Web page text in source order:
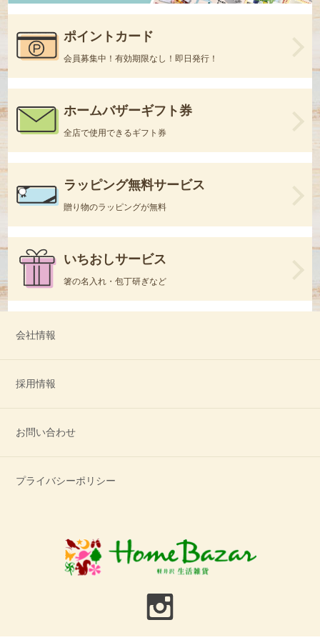
ポイントカード
会員募集中！有効期限なし！即日発行！
ホームバザーギフト券
全店で使用できるギフト券
ラッピング無料サービス
贈り物のラッピングが無料
いちおしサービス
箸の名入れ・包丁研ぎなど
会社情報
採用情報
お問い合わせ
プライバシーポリシー